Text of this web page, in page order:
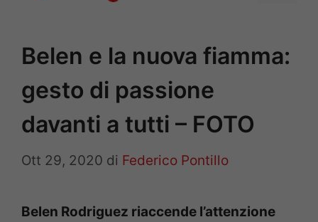
Belen e la nuova fiamma:
gesto di passione
davanti a tutti – FOTO
Ott 29, 2020 di Federico Pontillo
Belen Rodriguez riaccende l’attenzione